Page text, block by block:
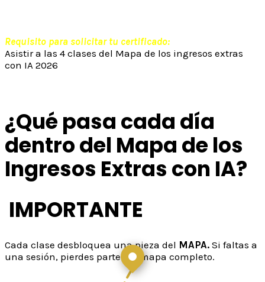
Requisito para solicitar tu certificado:
Asistir a las 4 clases del Mapa de los ingresos extras
con IA 2026
¿Qué pasa cada día
dentro del Mapa de los
Ingresos Extras con IA?
IMPORTANTE
Cada clase desbloquea una pieza del MAPA. Si faltas a
una sesión, pierdes parte del mapa completo.